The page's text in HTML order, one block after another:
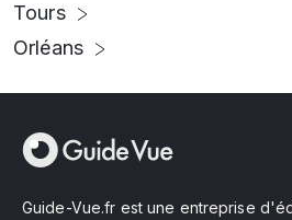
Tours
Orléans
Guide-Vue.fr est une entreprise